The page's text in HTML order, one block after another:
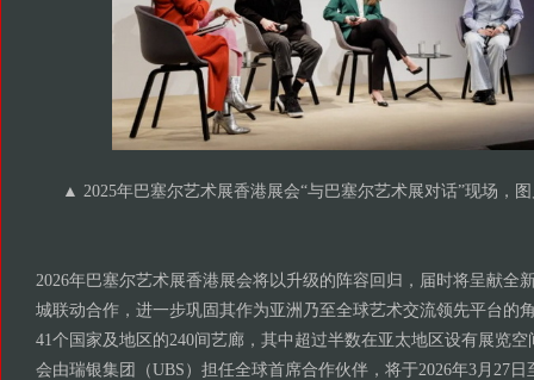
▲ 2025年巴塞尔艺术展香港展会“与巴塞尔艺术展对话”现场，
2026年巴塞尔艺术展香港展会将以升级的阵容回归，届时将呈献全
城联动合作，进一步巩固其作为亚洲乃至全球艺术交流领先平台的
41个国家及地区的240间艺廊，其中超过半数在亚太地区设有展览
会由瑞银集团（UBS）担任全球首席合作伙伴，将于2026年3月27